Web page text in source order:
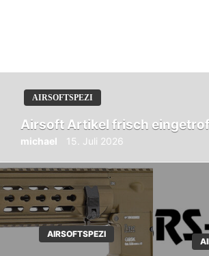
AIRSOFTSPEZI
Airsoft Artikel frisch
michael 15. Juli 2026
AIRSOFTSPEZI